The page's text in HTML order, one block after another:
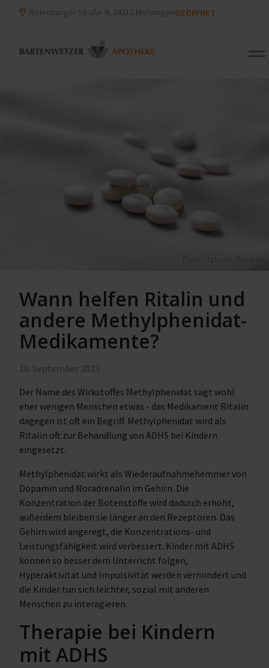
Rotenburger Straße 9, 34212 MelsungenGEÖFFNET
Foto: Rigby40, Pixabay
Wann helfen Ritalin und
andere Methylphenidat-
Medikamente?
18. September 2023
Der Name des Wirkstoffes Methylphenidat sagt wohl
eher wenigen Menschen etwas - das Medikament Ritalin
dagegen ist oft ein Begriff. Methylphenidat wird als
Ritalin oft zur Behandlung von ADHS bei Kindern
eingesetzt.
Methylphenidat wirkt als Wiederaufnahmehemmer von
Dopamin und Noradrenalin im Gehirn. Die
Konzentration der Botenstoffe wird dadurch erhöht,
außerdem bleiben sie länger an den Rezeptoren. Das
Gehirn wird angeregt, die Konzentrations- und
Leistungsfähigkeit wird verbessert. Kinder mit ADHS
können so besser dem Unterricht folgen,
Hyperaktivität und Impulsivität werden vermindert und
die Kinder tun sich leichter, sozial mit anderen
Menschen zu interagieren.
Therapie bei Kindern
mit ADHS